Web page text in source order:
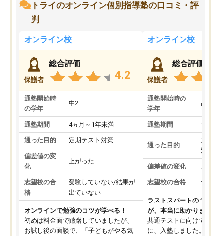
トライのオンライン個別指導塾の口コミ・評
判
オンライン校
保護者
総合評価
4.2
通塾開始時
の学年
中2
通塾期間 4ヵ月～1年未満
通った目的 定期テスト対策
偏差値の変
化
上がった
志望校の合
格
受験していない/結果が
出ていない
オンラインで勉強のコツが学べる！
初めは料金面で躊躇していましたが、
お試し後の面談で、「子どもがやる気
オンライン校
保護者
総合評価
通塾開始時の
学年
高3
通塾期間 1～3
通った目的
大学
対策
偏差値の変化 上が
志望校の合格 合格
ラストスパートの１か月
が、本当に助かりました
共通テストに向けての追
に、入塾しました。田舎